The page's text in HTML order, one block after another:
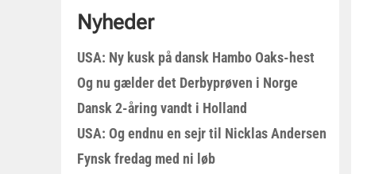
Nyheder
USA: Ny kusk på dansk Hambo Oaks-hest
Og nu gælder det Derbyprøven i Norge
Dansk 2-åring vandt i Holland
USA: Og endnu en sejr til Nicklas Andersen
Fynsk fredag med ni løb